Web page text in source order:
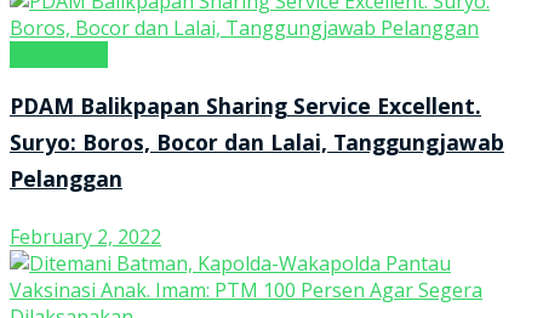
PDAM Balikpapan Sharing Service Excellent.
Suryo: Boros, Bocor dan Lalai, Tanggungjawab
Pelanggan
February 2, 2022